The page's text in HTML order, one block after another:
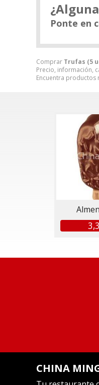
Comprar Trufas (5
Precio, información,
Encuentra productos
Ponte en
CHINA